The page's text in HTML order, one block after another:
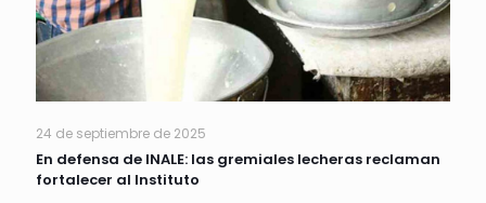
24 de septiembre de 2025
En defensa de INALE: las gremiales lecheras reclaman
fortalecer al Instituto